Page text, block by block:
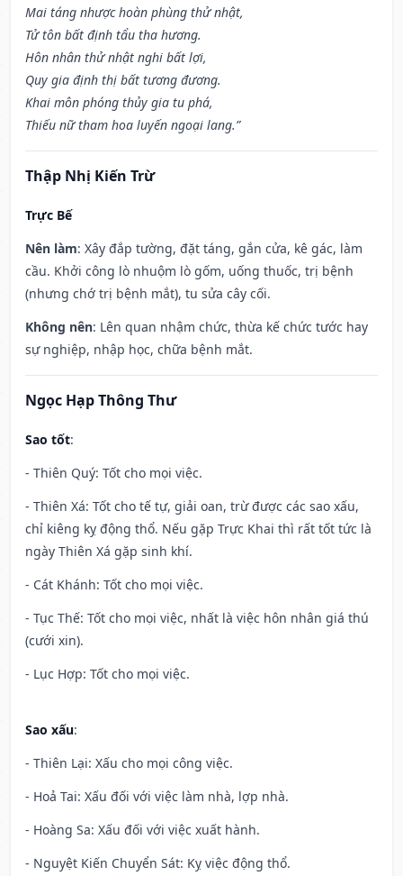
Mai táng nhược hoàn phùng thử nhật,
Tử tôn bất định tẩu tha hương.
Hôn nhân thử nhật nghi bất lợi,
Quy gia định thị bất tương đương.
Khai môn phóng thủy gia tu phá,
Thiếu nữ tham hoa luyến ngoại lang.”
Thập Nhị Kiến Trừ
Trực Bế
Nên làm: Xây đắp tường, đặt táng, gắn cửa, kê gác, làm
cầu. Khởi công lò nhuộm lò gốm, uống thuốc, trị bệnh
(nhưng chớ trị bệnh mắt), tu sửa cây cối.
Không nên: Lên quan nhậm chức, thừa kế chức tước hay
sự nghiệp, nhập học, chữa bệnh mắt.
Ngọc Hạp Thông Thư
Sao tốt:
- Thiên Quý: Tốt cho mọi việc.
- Thiên Xá: Tốt cho tế tự, giải oan, trừ được các sao xấu,
chỉ kiêng kỵ động thổ. Nếu gặp Trực Khai thì rất tốt tức là
ngày Thiên Xá gặp sinh khí.
- Cát Khánh: Tốt cho mọi việc.
- Tục Thế: Tốt cho mọi việc, nhất là việc hôn nhân giá thú
(cưới xin).
- Lục Hợp: Tốt cho mọi việc.
Sao xấu:
- Thiên Lại: Xấu cho mọi công việc.
- Hoả Tai: Xấu đối với việc làm nhà, lợp nhà.
- Hoàng Sa: Xấu đối với việc xuất hành.
- Nguyệt Kiến Chuyển Sát: Kỵ việc động thổ.